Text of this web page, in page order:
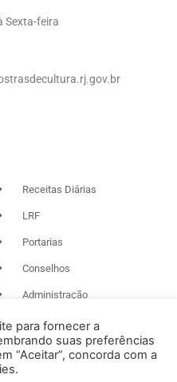
Sexta-feira
Receitas Diárias
LRF
Portarias
Conselhos
Administração
RESERVADOS.
para fornecer a
suas preferências
“Aceitar”, concorda com a